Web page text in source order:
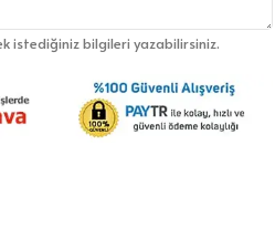
istediğiniz bilgileri yazabilirsiniz.